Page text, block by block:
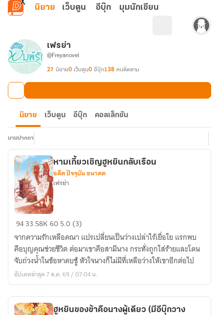
ข้ามไปยังเนื้อหาหลัก
นิยาย เว็บตูน อีบุ๊ก มุมนักเขียน
เฟรย่า
@Freyanovel
27 นิยาย0 เว็บตูน0 อีบุ๊ก138 คนติดตาม
นิยาย เว็บตูน อีบุ๊ก คอลเล็กชัน
นามปากกา
หาม
เชิญ
ฮู
หยิน
กลับ
หามเกี้ยวเชิญฮูหยินกลับเรือน
อดีต ปัจจุบัน อนาคต
เฟรย่า
9433.58K605.0 (3)
จากความรักเหลือคณา แปรเปลี่ยนเป็นว่างเปล่าไร้เยื่อใย แรกพบ
คือบุญคุณช่วยชีวิต ต่อมาเขาคือสามีนาง กระทั่งถูกใส่ร้ายและโดน
จับถ่วงน้ำในข้อหาคบชู้ หัวใจนางก็ไม่มีที่เหลือว่างให้เขาอีกต่อไป
อัปเดตล่าสุด 7 ส.ค. 69 / 07:04 น.
ฮูหยินของข้าคือนางผู้เดียว (มีอีบุ๊กวาง